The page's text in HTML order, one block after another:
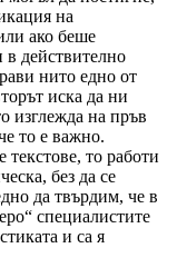
на
ако беше
в действително
нито едно от
иска да ни
изглежда на пръв
то е важно.
то работи
без да се
да твърдим, че в
специалистите
и са я